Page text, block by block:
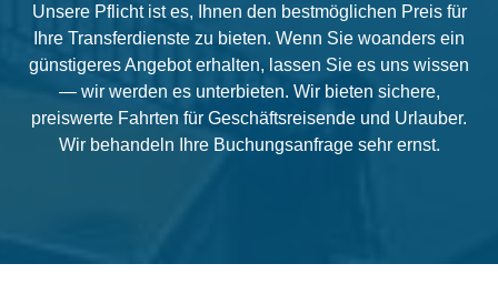
Unsere Pflicht ist es, Ihnen den bestmöglichen Preis für
Ihre Transferdienste zu bieten. Wenn Sie woanders ein
günstigeres Angebot erhalten, lassen Sie es uns wissen
— wir werden es unterbieten. Wir bieten sichere,
preiswerte Fahrten für Geschäftsreisende und Urlauber.
Wir behandeln Ihre Buchungsanfrage sehr ernst.